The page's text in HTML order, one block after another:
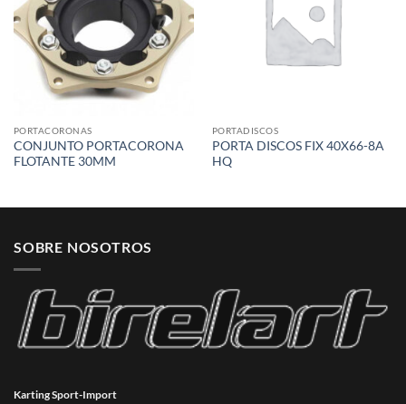
PORTACORONAS
CONJUNTO PORTACORONA
FLOTANTE 30MM
PORTADISCOS
PORTA DISCOS FIX 40X66-8A
HQ
SOBRE NOSOTROS
Karting Sport-Import